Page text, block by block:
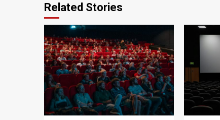
Related Stories
1 min read 1 min read